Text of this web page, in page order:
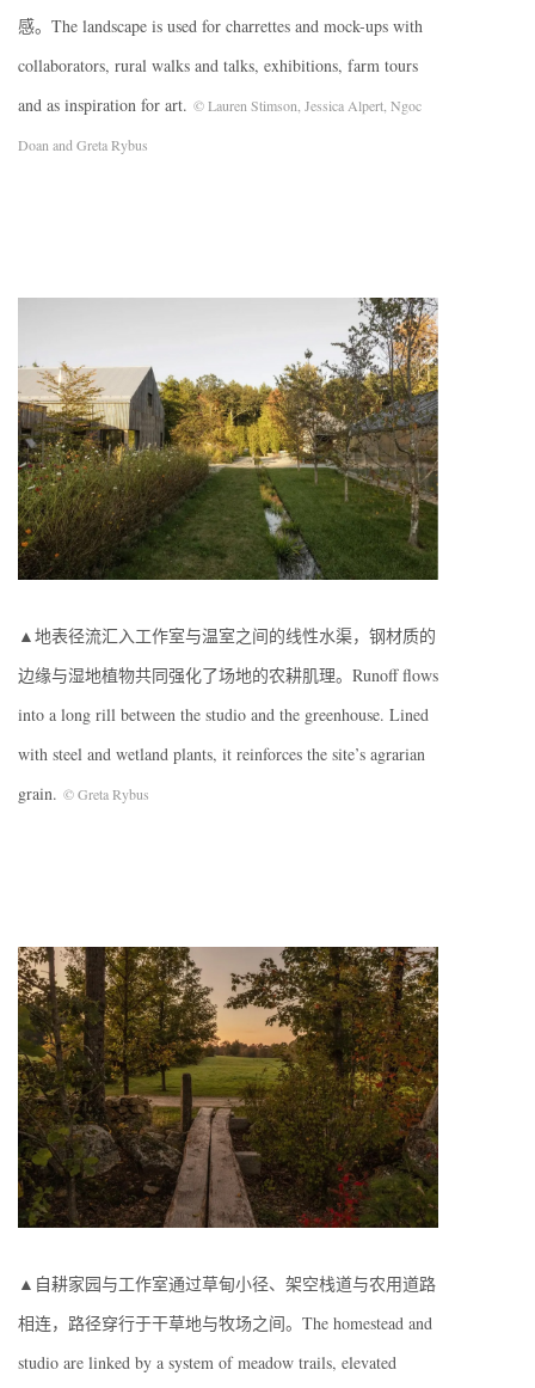
感。The landscape is used for charrettes and mock-ups with
collaborators, rural walks and talks, exhibitions, farm tours
and as inspiration for art. © Lauren Stimson, Jessica Alpert, Ngoc
Doan and Greta Rybus
▲地表径流汇入工作室与温室之间的线性水渠，钢材质的
边缘与湿地植物共同强化了场地的农耕肌理。Runoff flows
into a long rill between the studio and the greenhouse. Lined
with steel and wetland plants, it reinforces the site’s agrarian
grain. © Greta Rybus
▲自耕家园与工作室通过草甸小径、架空栈道与农用道路
相连，路径穿行于干草地与牧场之间。The homestead and
studio are linked by a system of meadow trails, elevated